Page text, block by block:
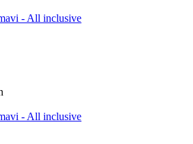
- All inclusive
- All inclusive